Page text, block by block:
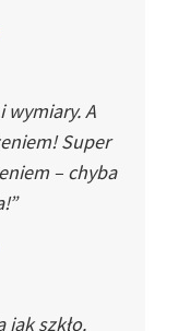
wymiary. A
Super
– chyba
jak szkło.